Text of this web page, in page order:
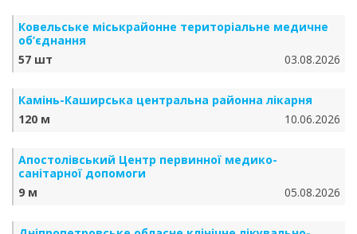
Ковельське міськрайонне територіальне медичне
об’єднання
57 шт
03.08.2026
Камінь-Каширська центральна районна лікарня
120 м
10.06.2026
Апостолівський Центр первинної медико-
санітарної допомоги
9 м
05.08.2026